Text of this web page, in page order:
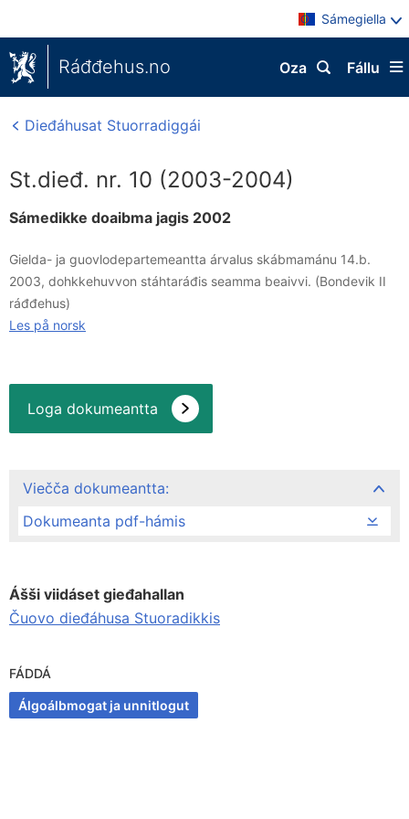
Sámegiella
Ráđđehus.no Fállu
Oza
Dieđáhusat Stuorradiggái
St.dieđ. nr. 10 (2003-2004)
Sámedikke doaibma jagis 2002
Gielda- ja guovlodepartemeantta árvalus skábmamánu 14.b.
2003, dohkkehuvvon stáhtaráđis seamma beaivvi. (Bondevik II
ráđđehus)
Les på norsk
Loga dokumeantta
Viečča dokumeantta:
Dokumeanta pdf-hámis
Ášši viidáset gieđahallan
Čuovo dieđáhusa Stuoradikkis
FÁDDÁ
Álgoálbmogat ja unnitlogut